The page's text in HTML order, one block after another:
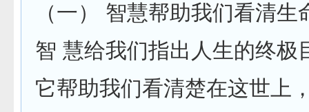
（一） 智慧帮助我们看清生
智 慧给我们指出人生的终极
它帮助我们看清楚在这世上